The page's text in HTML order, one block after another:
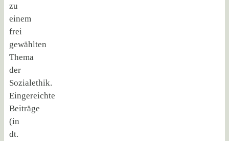
zu
einem
frei
gewählten
Thema
der
Sozialethik.
Eingereichte
Beiträge
(in
dt.